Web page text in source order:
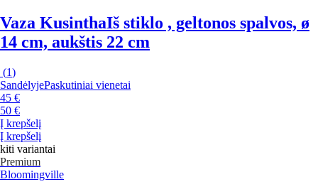
Vaza KusinthaIš stiklo , geltonos spalvos, ø
14 cm, aukštis 22 cm
(1)
SandėlyjePaskutiniai vienetai
45 €
50 €
Į krepšelį
Į krepšelį
kiti variantai
Premium
Bloomingville